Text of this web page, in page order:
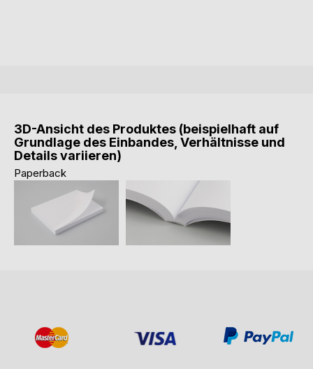
3D-Ansicht des Produktes (beispielhaft auf
Grundlage des Einbandes, Verhältnisse und
Details variieren)
Paperback